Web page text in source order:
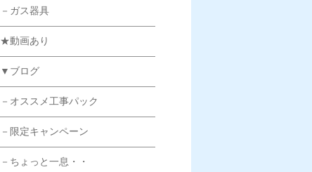
－ガス器具
★動画あり
▼ブログ
－オススメ工事パック
－限定キャンペーン
－ちょっと一息・・